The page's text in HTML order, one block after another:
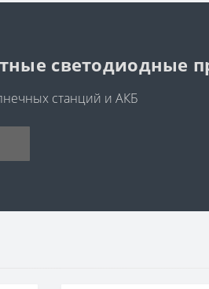
светодиодные
станций и АКБ